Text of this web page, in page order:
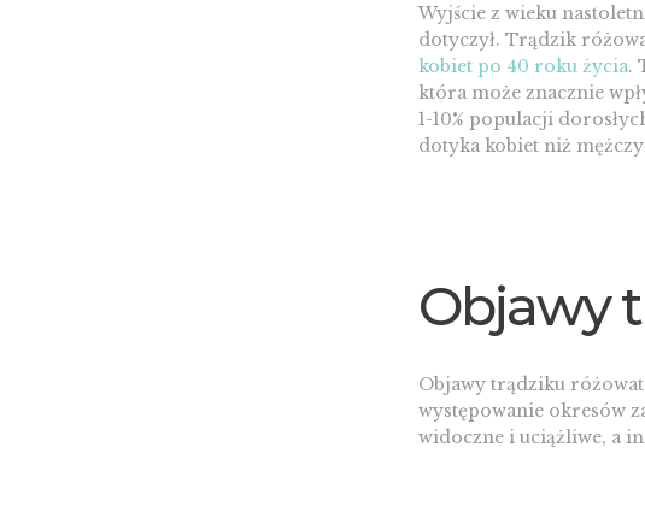
Wyjście z wieku
dotyczył. Trądzik
kobiet po 40 roku życia.
która może znacznie
1-10% populacji
dotyka kobiet niż
Objawy
Objawy trądziku
występowanie okresów
widoczne i uciążliwe, a